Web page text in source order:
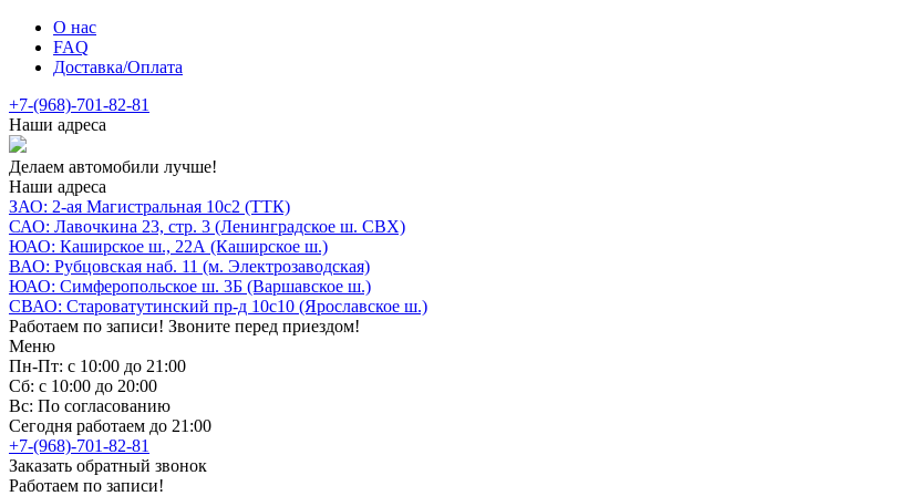
О нас
FAQ
Доставка/Оплата
+7-(968)-701-82-81
Наши адреса
Делаем автомобили лучше!
Наши адреса
ЗАО: 2-ая Магистральная 10с2 (ТТК)
САО: Лавочкина 23, стр. 3 (Ленинградское ш. СВХ)
ЮАО: Каширское ш., 22А (Каширское ш.)
ВАО: Рубцовская наб. 11 (м. Электрозаводская)
ЮАО: Симферопольское ш. 3Б (Варшавское ш.)
СВАО: Староватутинский пр-д 10с10 (Ярославское ш.)
Работаем по записи! Звоните перед приездом!
Меню
Пн-Пт: с 10:00 до 21:00
Сб: с 10:00 до 20:00
Вс: По согласованию
Сегодня работаем до 21:00
+7-(968)-701-82-81
Заказать обратный звонок
Работаем по записи!